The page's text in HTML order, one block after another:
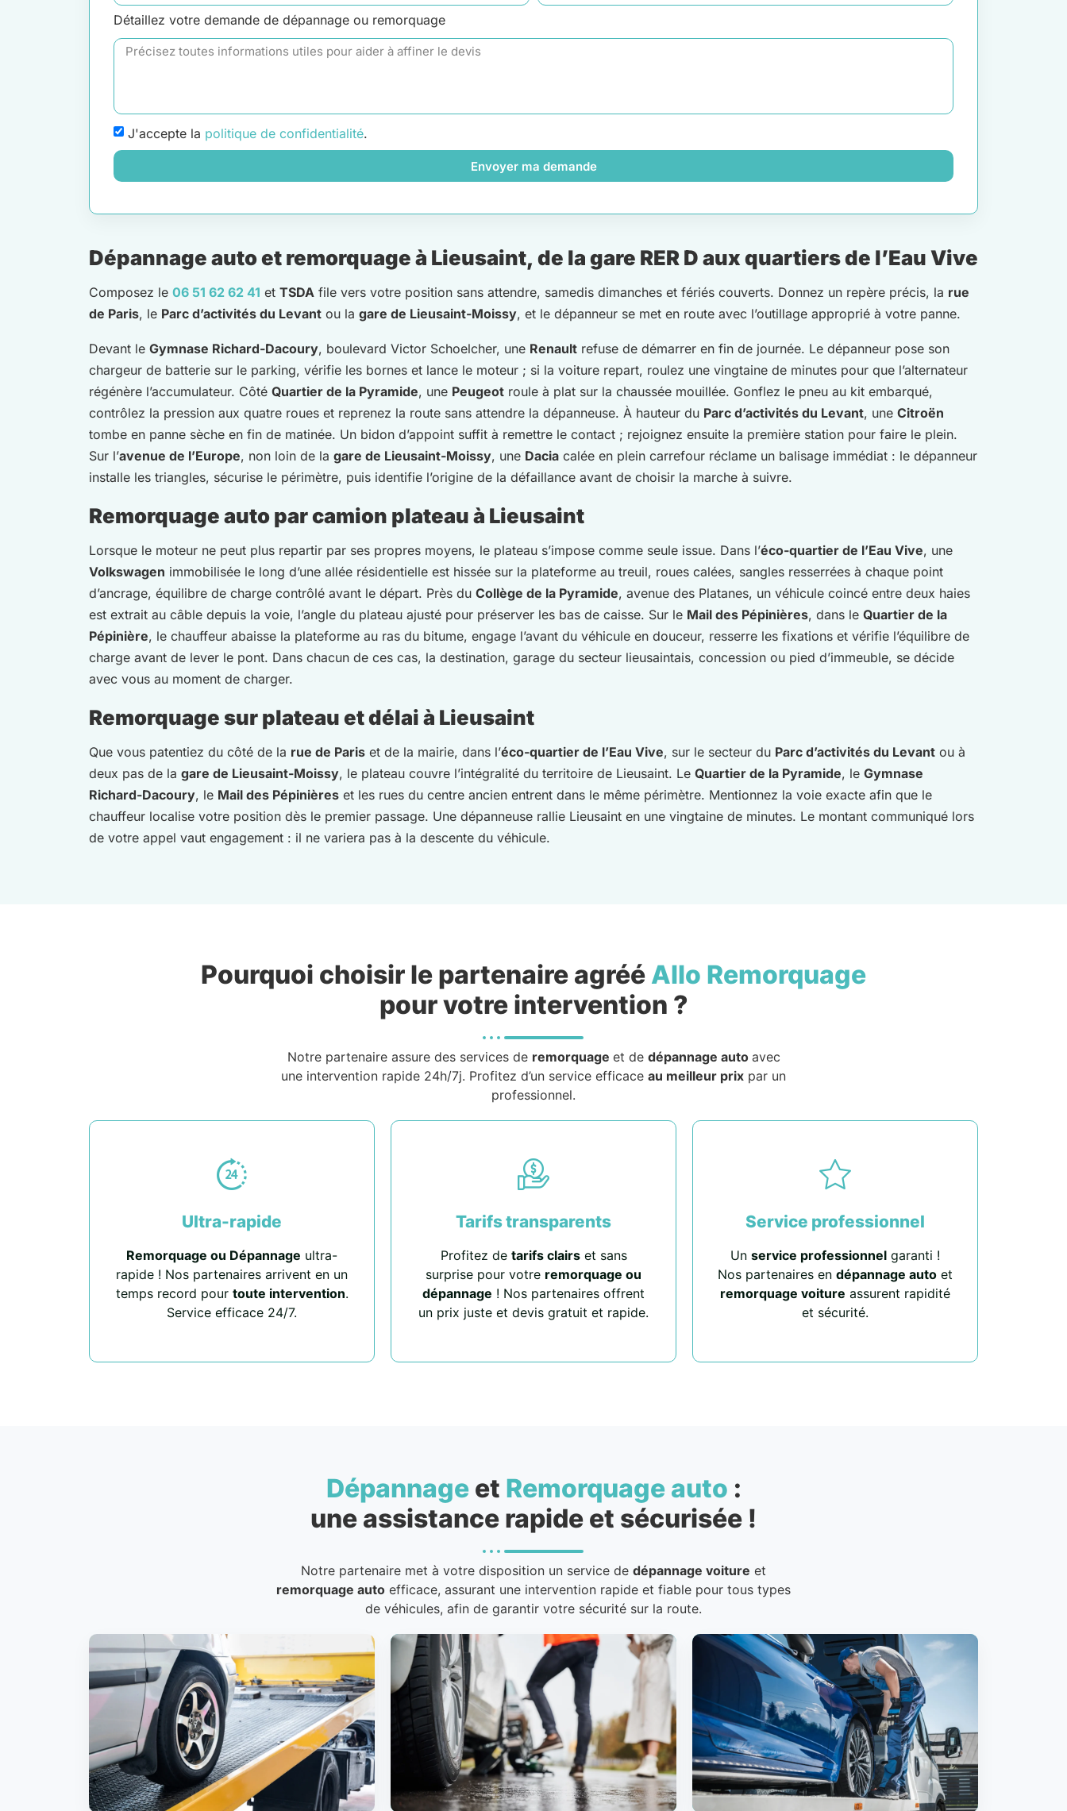
Détaillez votre demande de dépannage ou remorquage
J'accepte la politique de confidentialité.
Envoyer ma demande
Dépannage auto et remorquage à Lieusaint, de la gare RER D aux quartiers de l’Eau Vive
Composez le 06 51 62 62 41 et TSDA file vers votre position sans attendre, samedis dimanches et fériés couverts. Donnez un repère précis, la rue
de Paris, le Parc d’activités du Levant ou la gare de Lieusaint-Moissy, et le dépanneur se met en route avec l’outillage approprié à votre panne.
Devant le Gymnase Richard-Dacoury, boulevard Victor Schoelcher, une Renault refuse de démarrer en fin de journée. Le dépanneur pose son
chargeur de batterie sur le parking, vérifie les bornes et lance le moteur ; si la voiture repart, roulez une vingtaine de minutes pour que l’alternateur
régénère l’accumulateur. Côté Quartier de la Pyramide, une Peugeot roule à plat sur la chaussée mouillée. Gonflez le pneu au kit embarqué,
contrôlez la pression aux quatre roues et reprenez la route sans attendre la dépanneuse. À hauteur du Parc d’activités du Levant, une Citroën
tombe en panne sèche en fin de matinée. Un bidon d’appoint suffit à remettre le contact ; rejoignez ensuite la première station pour faire le plein.
Sur l’avenue de l’Europe, non loin de la gare de Lieusaint-Moissy, une Dacia calée en plein carrefour réclame un balisage immédiat : le dépanneur
installe les triangles, sécurise le périmètre, puis identifie l’origine de la défaillance avant de choisir la marche à suivre.
Remorquage auto par camion plateau à Lieusaint
Lorsque le moteur ne peut plus repartir par ses propres moyens, le plateau s’impose comme seule issue. Dans l’éco-quartier de l’Eau Vive, une
Volkswagen immobilisée le long d’une allée résidentielle est hissée sur la plateforme au treuil, roues calées, sangles resserrées à chaque point
d’ancrage, équilibre de charge contrôlé avant le départ. Près du Collège de la Pyramide, avenue des Platanes, un véhicule coincé entre deux haies
est extrait au câble depuis la voie, l’angle du plateau ajusté pour préserver les bas de caisse. Sur le Mail des Pépinières, dans le Quartier de la
Pépinière, le chauffeur abaisse la plateforme au ras du bitume, engage l’avant du véhicule en douceur, resserre les fixations et vérifie l’équilibre de
charge avant de lever le pont. Dans chacun de ces cas, la destination, garage du secteur lieusaintais, concession ou pied d’immeuble, se décide
avec vous au moment de charger.
Remorquage sur plateau et délai à Lieusaint
Que vous patentiez du côté de la rue de Paris et de la mairie, dans l’éco-quartier de l’Eau Vive, sur le secteur du Parc d’activités du Levant ou à
deux pas de la gare de Lieusaint-Moissy, le plateau couvre l’intégralité du territoire de Lieusaint. Le Quartier de la Pyramide, le Gymnase
Richard-Dacoury, le Mail des Pépinières et les rues du centre ancien entrent dans le même périmètre. Mentionnez la voie exacte afin que le
chauffeur localise votre position dès le premier passage. Une dépanneuse rallie Lieusaint en une vingtaine de minutes. Le montant communiqué lors
de votre appel vaut engagement : il ne variera pas à la descente du véhicule.
Pourquoi choisir le partenaire agréé Allo Remorquage
pour votre intervention ?
Notre partenaire assure des services de remorquage et de dépannage auto avec
une intervention rapide 24h/7j. Profitez d’un service efficace au meilleur prix par un
professionnel.
Ultra-rapide
Remorquage ou Dépannage ultra-
rapide ! Nos partenaires arrivent en un
temps record pour toute intervention.
Service efficace 24/7.
Tarifs transparents
Profitez de tarifs clairset sans
surprise pour votre remorquage ou
dépannage ! Nos partenaires offrent
un prix juste et devis gratuit et rapide.
Service professionnel
Un service professionnel garanti !
Nos partenaires en dépannage auto et
remorquage voiture assurent rapidité
et sécurité.
Dépannageet Remorquage auto :
une assistance rapide et sécurisée !
Notre partenaire met à votre disposition un service de dépannage voiture et
remorquage auto efficace, assurant une intervention rapide et fiable pour tous types
de véhicules, afin de garantir votre sécurité sur la route.